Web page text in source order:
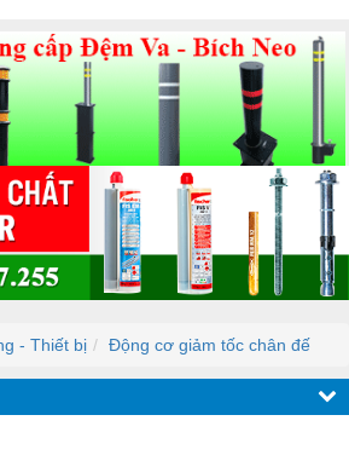
- Thiết bị Động cơ giảm tốc chân đế